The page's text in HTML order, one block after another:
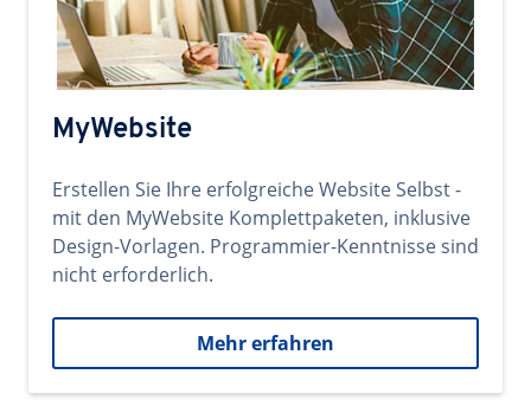
MyWebsite
Erstellen Sie Ihre erfolgreiche Website Selbst -
mit den MyWebsite Komplettpaketen, inklusive
Design-Vorlagen. Programmier-Kenntnisse sind
nicht erforderlich.
Mehr erfahren